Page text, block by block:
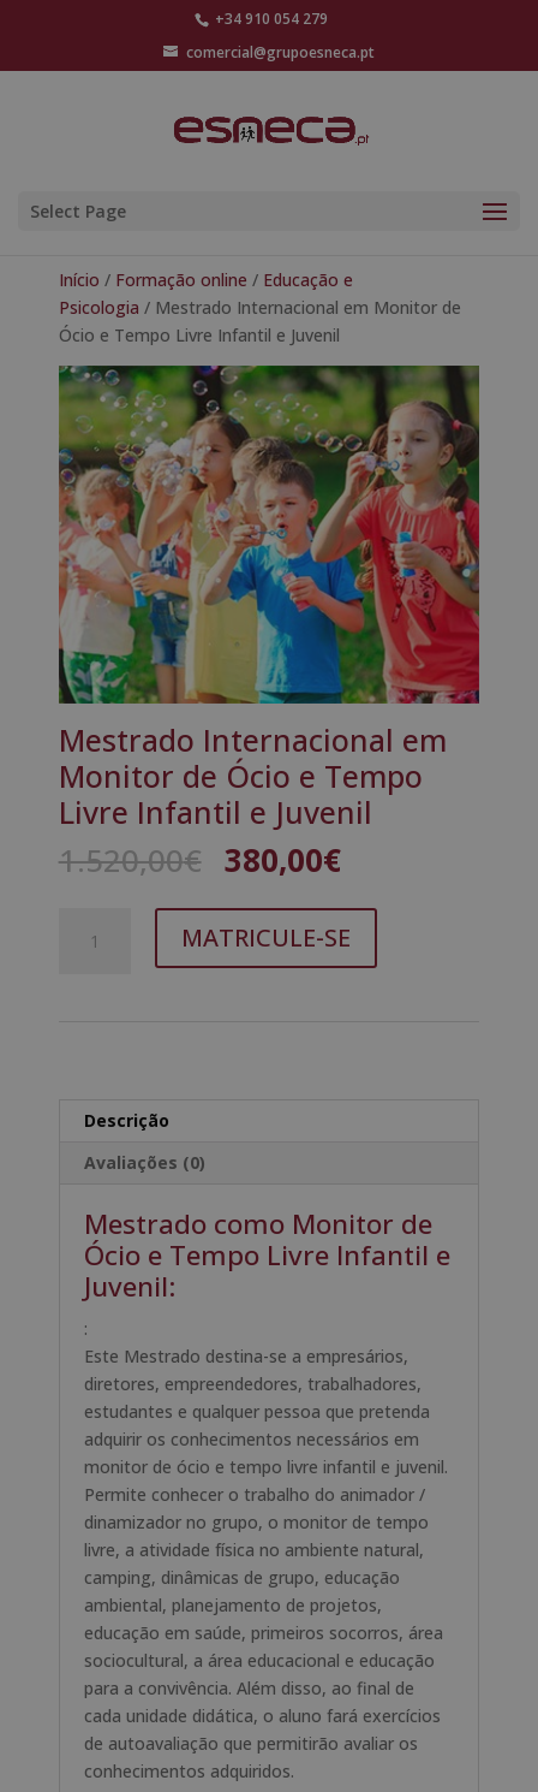
+34 910 054 279
comercial@grupoesneca.pt
Select Page
Início / Formação online / Educação e
Psicologia / Mestrado Internacional em Monitor de
Ócio e Tempo Livre Infantil e Juvenil
Mestrado Internacional em
Monitor de Ócio e Tempo
Livre Infantil e Juvenil
1.520,00€ O
preço
original
era:
1.520,00€.
380,00€O
preço
atual
é:
380,00€.
Ócio
Tempo
Infantil
Juvenil
MATRICULE-SE
:
Descrição
Avaliações (0)
Mestrado como Monitor de
Ócio e Tempo Livre Infantil e
Juvenil:
:
Este Mestrado destina-se a empresários,
diretores, empreendedores, trabalhadores,
estudantes e qualquer pessoa que pretenda
adquirir os conhecimentos necessários em
monitor de ócio e tempo livre infantil e juvenil.
Permite conhecer o trabalho do animador /
dinamizador no grupo, o monitor de tempo
livre, a atividade física no ambiente natural,
camping, dinâmicas de grupo, educação
ambiental, planejamento de projetos,
educação em saúde, primeiros socorros, área
sociocultural, a área educacional e educação
para a convivência. Além disso, ao final de
cada unidade didática, o aluno fará exercícios
de autoavaliação que permitirão avaliar os
conhecimentos adquiridos.